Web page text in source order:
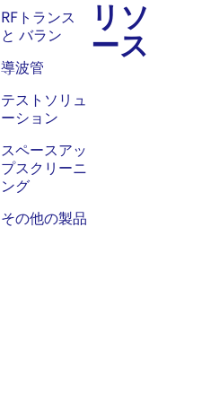
RFトランス
と バラン
導波管
テストソリュ
ーション
スペースアッ
プスクリーニ
ング
その他の製品
リソ
ース